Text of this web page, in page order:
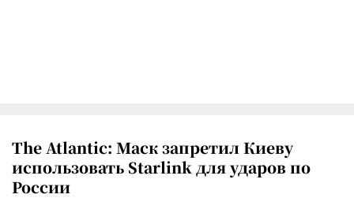
The Atlantic: Маск запретил Киеву
использовать Starlink для ударов по
России